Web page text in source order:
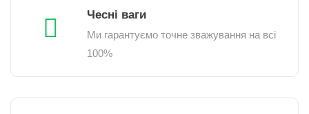
Чесні ваги
Ми гарантуємо точне зважування на всі
100%